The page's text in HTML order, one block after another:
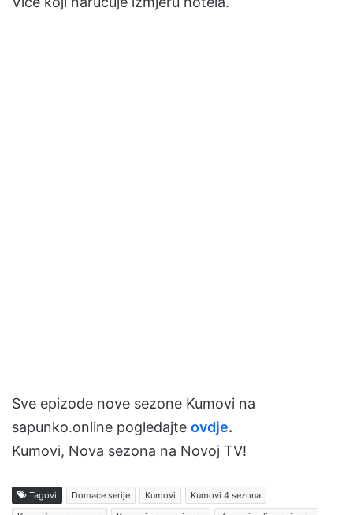
Sve epizode nove sezone Kumovi na
sapunko.online pogledajte ovdje.
Kumovi, Nova sezona na Novoj TV!
Tagovi Domace serije Kumovi
Kumovi 4 sezona